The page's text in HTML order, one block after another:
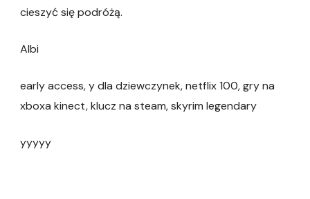
cieszyć się podróżą.
Albi
early access, y dla dziewczynek, netflix 100, gry na
xboxa kinect, klucz na steam, skyrim legendary
yyyyy